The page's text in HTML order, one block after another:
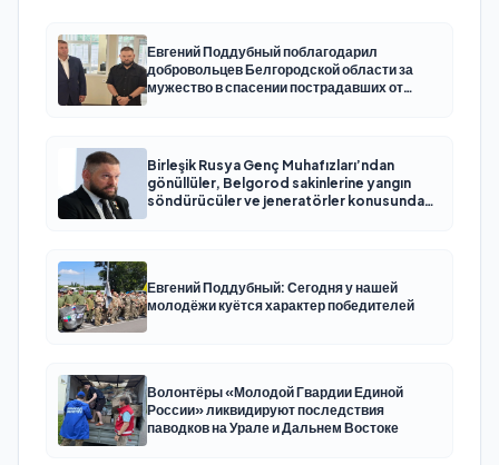
Евгений Поддубный поблагодарил
добровольцев Белгородской области за
мужество в спасении пострадавших от
Birleşik Rusya Genç Muhafızları’ndan
gönüllüler, Belgorod sakinlerine yangın
söndürücüler ve jeneratörler konusunda
Евгений Поддубный: Сегодня у нашей
молодёжи куётся характер победителей
Волонтёры «Молодой Гвардии Единой
России» ликвидируют последствия
паводков на Урале и Дальнем Востоке